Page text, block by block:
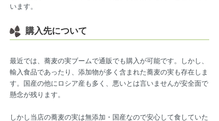
います。
購入先について
最近では、蕎麦の実ブームで通販でも購入が可能です。しかし、
輸入食品であったり、添加物が多く含まれた蕎麦の実も存在しま
す。国産の他にロシア産も多く、悪いとは言いませんが安全面で
懸念が残ります。
しかし当店の蕎麦の実は無添加・国産なので安心して食していた